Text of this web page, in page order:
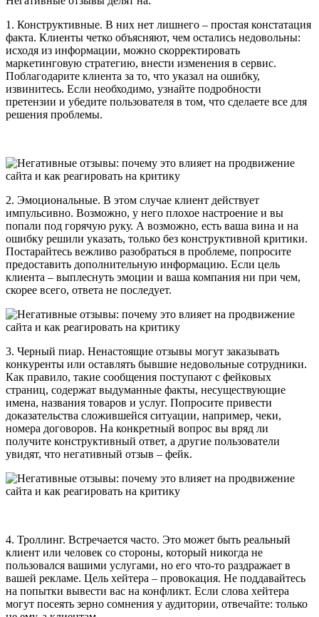
1. Конструктивные. В них нет лишнего – простая констатация
факта. Клиенты четко объясняют, чем остались недовольны:
исходя из информации, можно скорректировать
маркетинговую стратегию, внести изменения в сервис.
Поблагодарите клиента за то, что указал на ошибку,
извинитесь. Если необходимо, узнайте подробности
претензии и убедите пользователя в том, что сделаете все для
решения проблемы.
2. Эмоциональные. В этом случае клиент действует
импульсивно. Возможно, у него плохое настроение и вы
попали под горячую руку. А возможно, есть ваша вина и на
ошибку решили указать, только без конструктивной критики.
Постарайтесь вежливо разобраться в проблеме, попросите
предоставить дополнительную информацию. Если цель
клиента – выплеснуть эмоции и ваша компания ни при чем,
скорее всего, ответа не последует.
3. Черный пиар. Ненастоящие отзывы могут заказывать
конкуренты или оставлять бывшие недовольные сотрудники.
Как правило, такие сообщения поступают с фейковых
страниц, содержат выдуманные факты, несуществующие
имена, названия товаров и услуг. Попросите привести
доказательства сложившейся ситуации, например, чеки,
номера договоров. На конкретный вопрос вы вряд ли
получите конструктивный ответ, а другие пользователи
увидят, что негативный отзыв – фейк.
4. Троллинг. Встречается часто. Это может быть реальный
клиент или человек со стороны, который никогда не
пользовался вашими услугами, но его что-то раздражает в
вашей рекламе. Цель хейтера – провокация. Не поддавайтесь
на попытки вывести вас на конфликт. Если слова хейтера
могут посеять зерно сомнения у аудитории, отвечайте: только